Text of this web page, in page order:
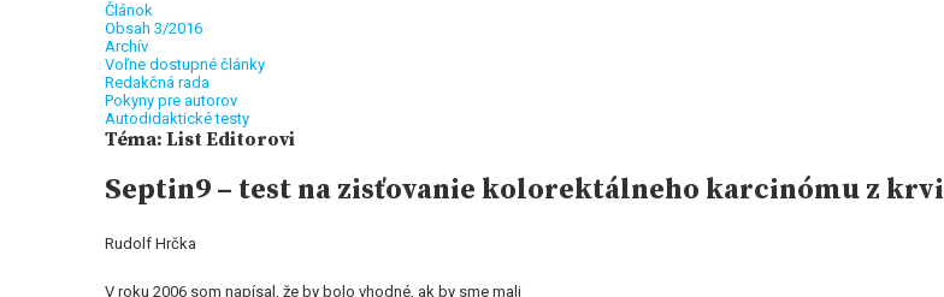
Článok
Obsah 3/2016
Archív
Voľne dostupné články
Redakčná rada
Pokyny pre autorov
Autodidaktické testy
Téma: List Editorovi
Septin9 – test na zisťovanie kolorektálneho karcinómu z krvi
Rudolf Hrčka
V roku 2006 som napísal, že by bolo vhodné, ak by sme mali